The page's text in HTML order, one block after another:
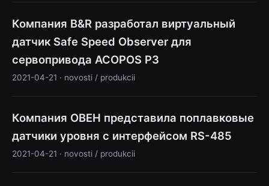
Компания B&R разработал виртуальный
датчик Safe Speed Observer для
сервопривода ACOPOS P3
2021-04-21 · novosti / produkcii
Компания ОВЕН представила поплавковые
датчики уровня с интерфейсом RS-485
2021-04-21 · novosti / produkcii